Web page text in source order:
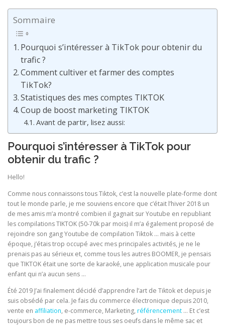
Sommaire
Pourquoi s’intéresser à TikTok pour obtenir du
trafic ?
Comment cultiver et farmer des comptes
TikTok?
Statistiques des mes comptes TIKTOK
Coup de boost marketing TIKTOK
Avant de partir, lisez aussi:
Pourquoi s’intéresser à TikTok pour
obtenir du trafic ?
Hello!
Comme nous connaissons tous Tiktok, c’est la nouvelle plate-forme dont
tout le monde parle, je me souviens encore que c’était l’hiver 2018 un
de mes amis m’a montré combien il gagnait sur Youtube en republiant
les compilations TIKTOK (50-70k par mois) il m’a également proposé de
rejoindre son gang Youtube de compilation Tiktok … mais à cette
époque, j’étais trop occupé avec mes principales activités, je ne le
prenais pas au sérieux et, comme tous les autres BOOMER, je pensais
que TIKTOK était une sorte de karaoké, une application musicale pour
enfant qui n’a aucun sens …
Été 2019 J’ai finalement décidé d’apprendre l’art de Tiktok et depuis je
suis obsédé par cela. Je fais du commerce électronique depuis 2010,
vente en affiliation, e-commerce, Marketing, référencement … Et c’est
toujours bon de ne pas mettre tous ses oeufs dans le même sac et